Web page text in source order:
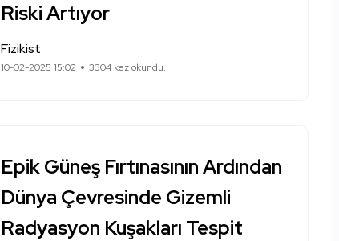
Riski Artıyor
Fizikist
10-02-2025 15:02 3304 kez okundu.
Epik Güneş Fırtınasının Ardından
Dünya Çevresinde Gizemli
Radyasyon Kuşakları Tespit